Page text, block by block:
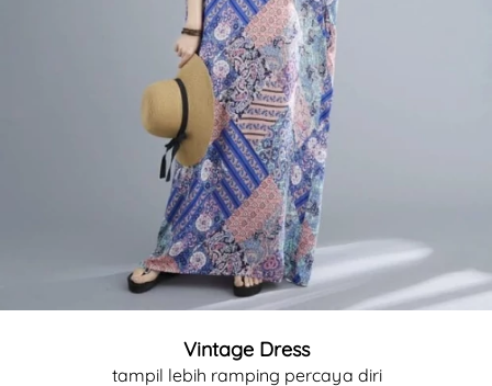
Vintage Dress
tampil lebih ramping percaya diri